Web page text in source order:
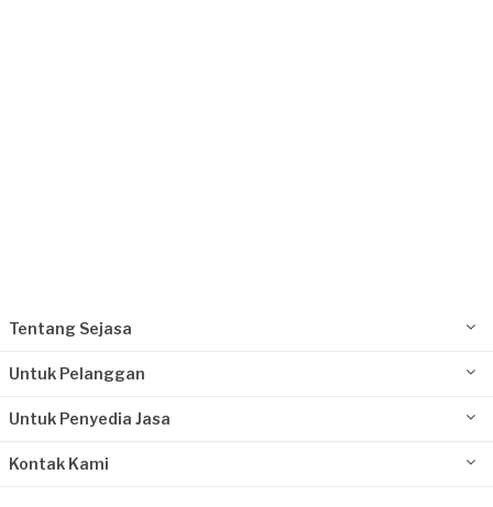
Tentang Sejasa
Untuk Pelanggan
Untuk Penyedia Jasa
Kontak Kami